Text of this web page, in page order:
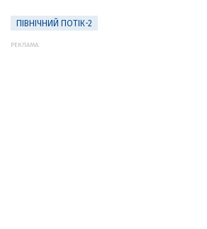
ПІВНІЧНИЙ ПОТІК-2
РЕКЛАМА: